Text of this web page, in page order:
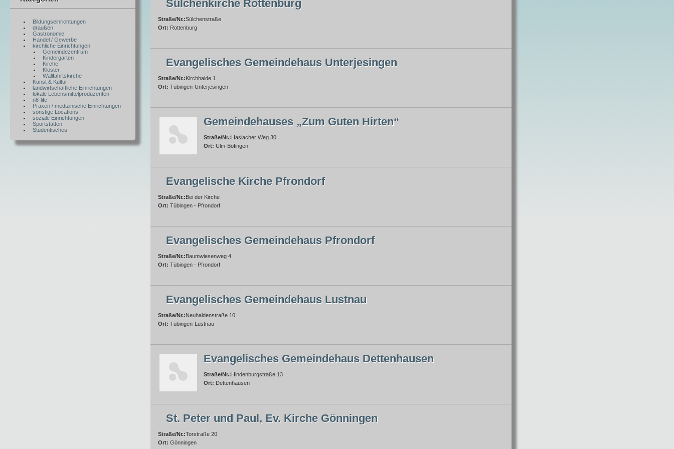
Bildungseinrichtungen
draußen
Gastronomie
Handel / Gewerbe
kirchliche Einrichtungen
Gemeindezentrum
Kindergarten
Kirche
Kloster
Wallfahrtskirche
Kunst & Kultur
landwirtschaftliche Einrichtungen
lokale Lebensmittelproduzenten
n8-life
Praxen / medizinische Einrichtungen
sonstige Locations
soziale Einrichtungen
Sportstätten
Studentisches
Sülchenkirche Rottenburg
Straße/Nr.:Sülchenstraße
Ort: Rottenburg
Evangelisches Gemeindehaus Unterjesingen
Straße/Nr.:Kirchhalde 1
Ort: Tübingen-Unterjesingen
Gemeindehauses „Zum Guten Hirten“
Straße/Nr.:Haslacher Weg 30
Ort: Ulm-Böfingen
Evangelische Kirche Pfrondorf
Straße/Nr.:Bei der Kirche
Ort: Tübingen - Pfrondorf
Evangelisches Gemeindehaus Pfrondorf
Straße/Nr.:Baumwiesenweg 4
Ort: Tübingen - Pfrondorf
Evangelisches Gemeindehaus Lustnau
Straße/Nr.:Neuhaldenstraße 10
Ort: Tübingen-Lustnau
Evangelisches Gemeindehaus Dettenhausen
Straße/Nr.:Hindenburgstraße 13
Ort: Dettenhausen
St. Peter und Paul, Ev. Kirche Gönningen
Straße/Nr.:Torstraße 20
Ort: Gönningen